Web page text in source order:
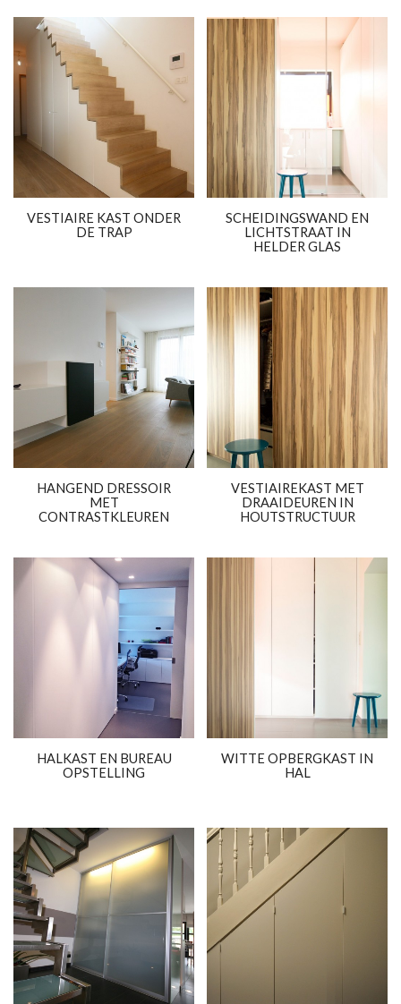
VESTIAIRE KAST ONDER
DE TRAP
SCHEIDINGSWAND EN
LICHTSTRAAT IN
HELDER GLAS
HANGEND DRESSOIR
MET
CONTRASTKLEUREN
VESTIAIREKAST MET
DRAAIDEUREN IN
HOUTSTRUCTUUR
HALKAST EN BUREAU
OPSTELLING
WITTE OPBERGKAST IN
HAL